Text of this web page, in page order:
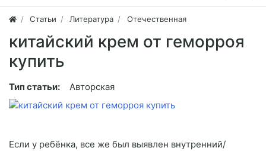
Статьи Литература Отечественная
китайский крем от геморроя
купить
Тип статьи: Авторская
Если у ребёнка, все же был выявлен внутренний/